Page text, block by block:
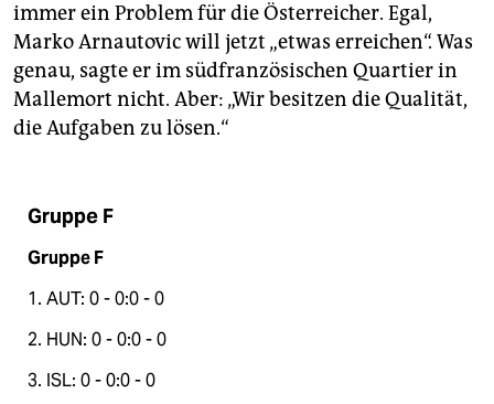
immer ein Problem für die Österreicher. Egal,
Marko Arnautovic will jetzt „etwas erreichen“. Was
genau, sagte er im südfranzösischen Quartier in
Mallemort nicht. Aber: „Wir besitzen die Qualität,
die Aufgaben zu lösen.“
Gruppe F
Gruppe F
1. AUT: 0 - 0:0 - 0
2. HUN: 0 - 0:0 - 0
3. ISL: 0 - 0:0 - 0